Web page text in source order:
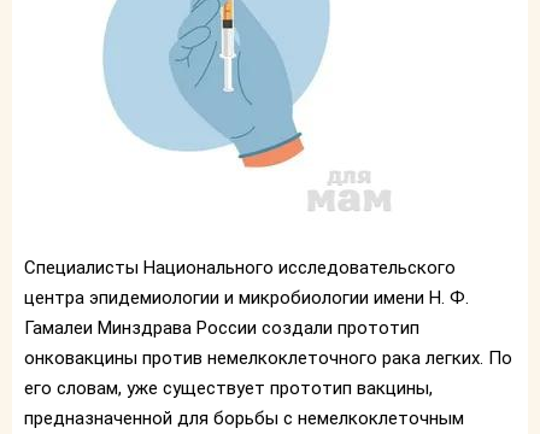
Специалисты Национального исследовательского
центра эпидемиологии и микробиологии имени Н. Ф.
Гамалеи Минздрава России создали прототип
онковакцины против немелкоклеточного рака легких. По
его словам, уже существует прототип вакцины,
предназначенной для борьбы с немелкоклеточным